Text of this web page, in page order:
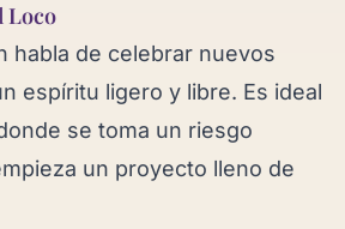
Loco
habla de celebrar nuevos
espíritu ligero y libre. Es ideal
se toma un riesgo
un proyecto lleno de